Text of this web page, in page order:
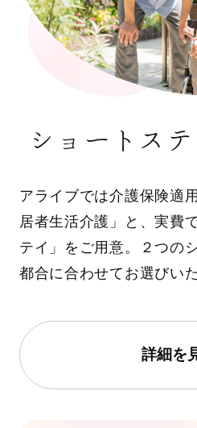
ショートス
アライブでは介護保険適
居者生活介護」と、実費
テイ」をご用意。２つの
都合に合わせてお選びい
詳細を